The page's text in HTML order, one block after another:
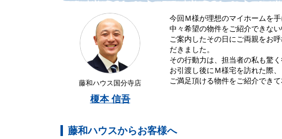
藤和ハウス国分寺店
榎本 信吾
今回Ｍ様が理想のマイホームを手
中々希望の物件をご紹介できな
ご案内したその日にご両親をお
だきました。
その行動力は、担当者の私も驚く
お引渡し後にＭ様宅を訪れた際
ご満足頂ける物件をご紹介でき
藤和ハウスからお客様へ